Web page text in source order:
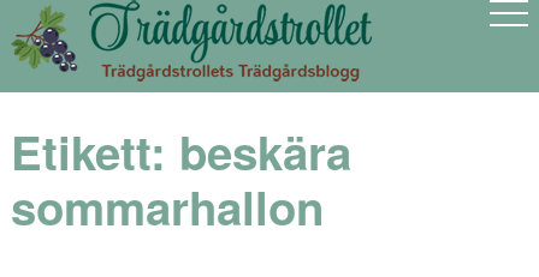
Etikett: beskära
sommarhallon